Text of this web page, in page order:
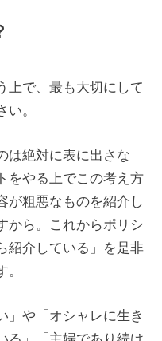
上で、最も大切にして
。
は絶対に表に出さな
をやる上でこの考え方
が粗悪なものを紹介し
から。これからポリシ
紹介している」を是非
」や「オシャレに生き